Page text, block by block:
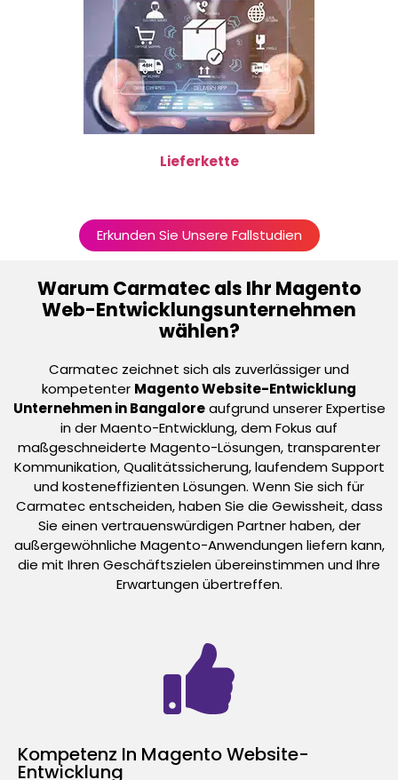
Lieferkette
Erkunden Sie Unsere Fallstudien
Warum Carmatec als Ihr Magento
Web-Entwicklungsunternehmen
wählen?
Carmatec zeichnet sich als zuverlässiger und
kompetenter Magento Website-Entwicklung
Unternehmen in Bangaloreaufgrund unserer Expertise
in der Maento-Entwicklung, dem Fokus auf
maßgeschneiderte Magento-Lösungen, transparenter
Kommunikation, Qualitätssicherung, laufendem Support
und kosteneffizienten Lösungen. Wenn Sie sich für
Carmatec entscheiden, haben Sie die Gewissheit, dass
Sie einen vertrauenswürdigen Partner haben, der
außergewöhnliche Magento-Anwendungen liefern kann,
die mit Ihren Geschäftszielen übereinstimmen und Ihre
Erwartungen übertreffen.
Kompetenz In Magento Website-
Entwicklung